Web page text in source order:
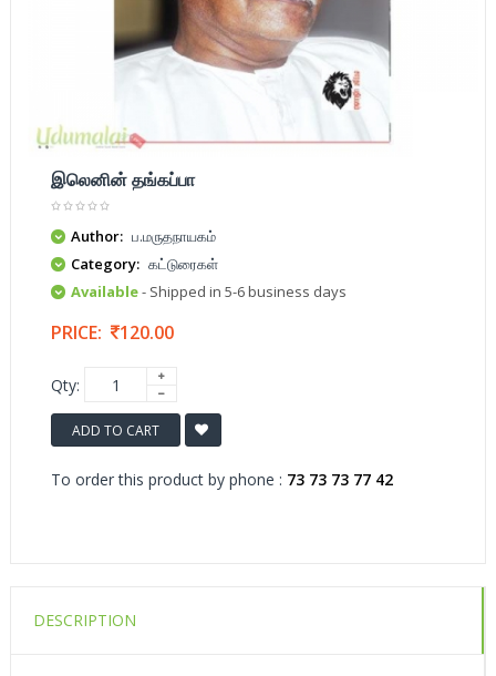
இலெனின் தங்கப்பா
Author: ப.மருதநாயகம்
Category: கட்டுரைகள்
Available- Shipped in 5-6 business days
PRICE: 120.00
Qty:
ADD TO CART
To order this product by phone : 73 73 73 77 42
DESCRIPTION